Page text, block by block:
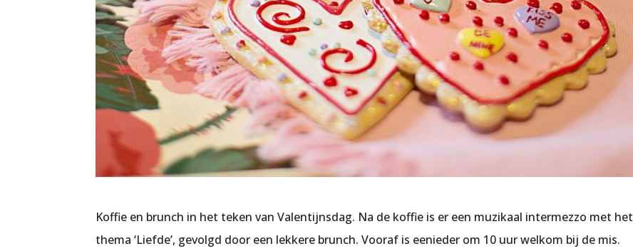
Koffie en brunch in het teken van Valentijnsdag. Na de koffie is er een muzikaal intermezzo met het
thema ‘Liefde’, gevolgd door een lekkere brunch. Vooraf is eenieder om 10 uur welkom bij de mis.